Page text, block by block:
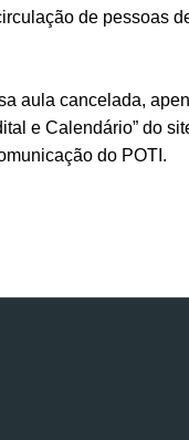
de pessoas
aula cancelada,
e Calendário” do
do POTI.